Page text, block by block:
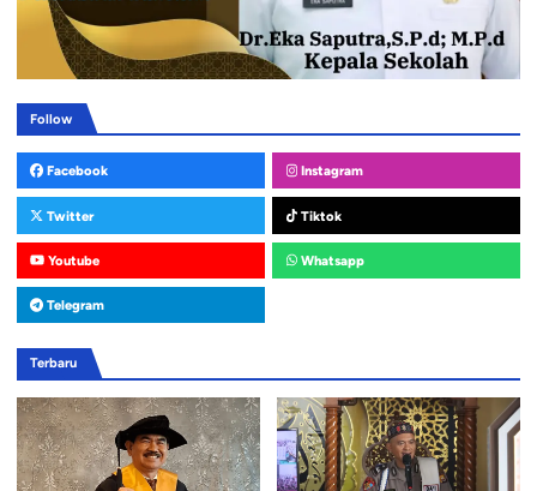
Follow
Facebook Instagram
Twitter Tiktok
Youtube Whatsapp
Telegram
Terbaru